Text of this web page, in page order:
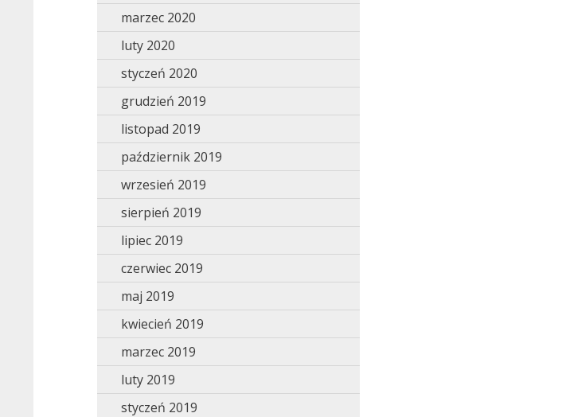
marzec 2020
luty 2020
styczeń 2020
grudzień 2019
listopad 2019
październik 2019
wrzesień 2019
sierpień 2019
lipiec 2019
czerwiec 2019
maj 2019
kwiecień 2019
marzec 2019
luty 2019
styczeń 2019